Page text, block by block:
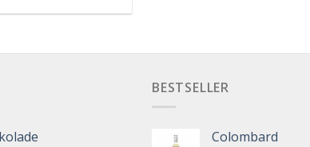
BESTSELLER
Colombard